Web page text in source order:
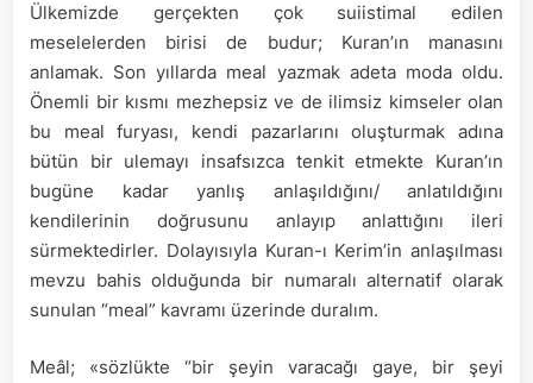
Ülkemizde gerçekten çok suiistimal edilen
meselelerden birisi de budur; Kuran’ın manasını
anlamak. Son yıllarda meal yazmak adeta moda oldu.
Önemli bir kısmı mezhepsiz ve de ilimsiz kimseler olan
bu meal furyası, kendi pazarlarını oluşturmak adına
bütün bir ulemayı insafsızca tenkit etmekte Kuran’ın
bugüne kadar yanlış anlaşıldığını/ anlatıldığını
kendilerinin doğrusunu anlayıp anlattığını ileri
sürmektedirler. Dolayısıyla Kuran-ı Kerim’in anlaşılması
mevzu bahis olduğunda bir numaralı alternatif olarak
sunulan “meal” kavramı üzerinde duralım.
Meâl; «sözlükte “bir şeyin varacağı gaye, bir şeyi